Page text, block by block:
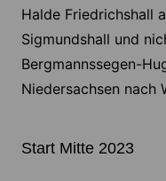
Halde Friedrichshall
Sigmundshall und
Bergmannssegen-
Niedersachsen nach
Start Mitte 2023